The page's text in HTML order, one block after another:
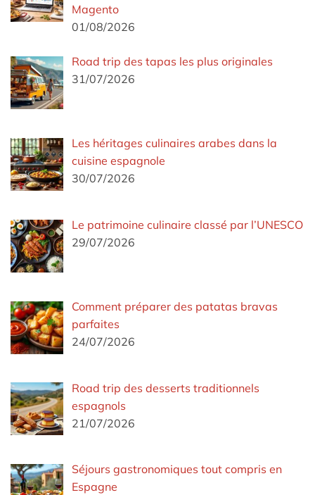
Magento
01/08/2026
Road trip des tapas les plus originales
31/07/2026
Les héritages culinaires arabes dans la
cuisine espagnole
30/07/2026
Le patrimoine culinaire classé par l’UNESCO
29/07/2026
Comment préparer des patatas bravas
parfaites
24/07/2026
Road trip des desserts traditionnels
espagnols
21/07/2026
Séjours gastronomiques tout compris en
Espagne